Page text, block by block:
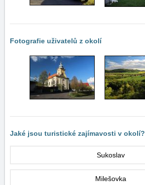
Fotografie uživatelů z okolí
Jaké jsou turistické zajímavosti v okolí?
Sukoslav
Milešovka